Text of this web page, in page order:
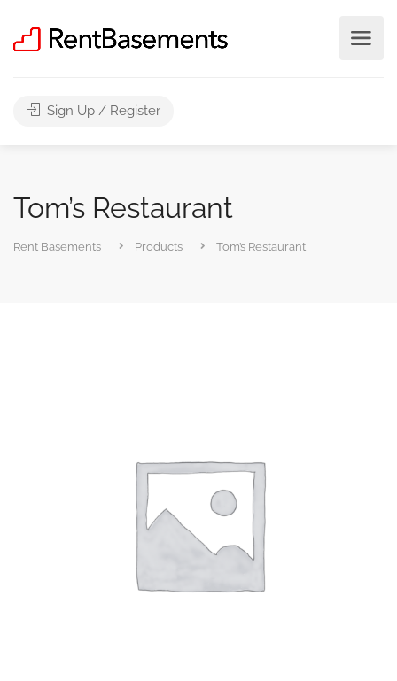
Sign Up / Register
Tom’s Restaurant
Rent Basements Products Tom’s Restaurant